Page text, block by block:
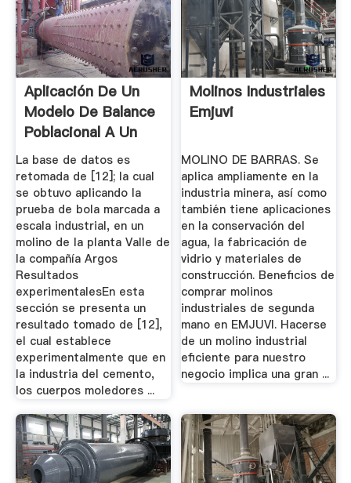
Aplicación De Un
Modelo De Balance
Poblacional A Un
Molino ...
La base de datos es
retomada de [12]; la cual
se obtuvo aplicando la
prueba de bola marcada a
escala industrial, en un
molino de la planta Valle de
la compañía Argos
Resultados
experimentalesEn esta
sección se presenta un
resultado tomado de [12],
el cual establece
experimentalmente que en
la industria del cemento,
los cuerpos moledores ...
Molinos Industriales
Emjuvi
MOLINO DE BARRAS. Se
aplica ampliamente en la
industria minera, así como
también tiene aplicaciones
en la conservación del
agua, la fabricación de
vidrio y materiales de
construcción. Beneficios de
comprar molinos
industriales de segunda
mano en EMJUVI. Hacerse
de un molino industrial
eficiente para nuestro
negocio implica una gran ...